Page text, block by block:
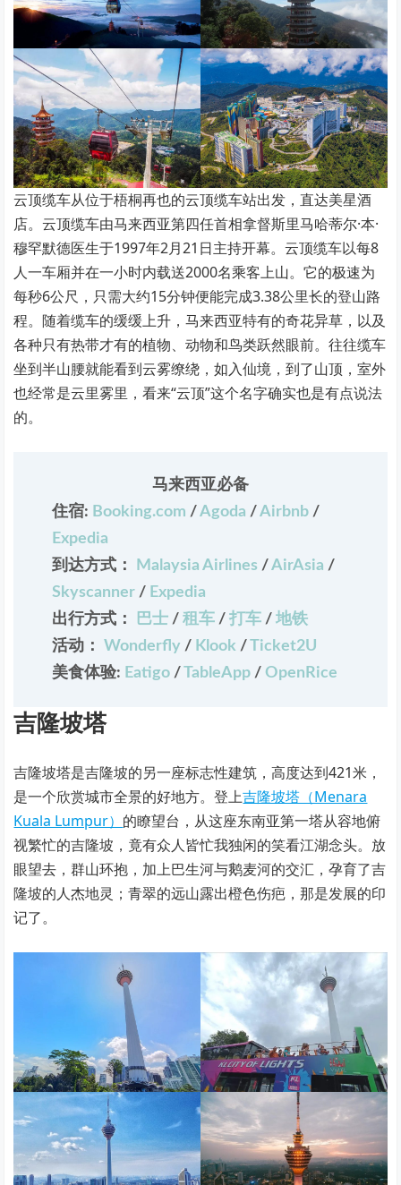
云顶缆车从位于梧桐再也的云顶缆车站出发，直达美星酒
店。云顶缆车由马来西亚第四任首相拿督斯里马哈蒂尔·本·
穆罕默德医生于1997年2月21日主持开幕。云顶缆车以每8
人一车厢并在一小时内载送2000名乘客上山。它的极速为
每秒6公尺，只需大约15分钟便能完成3.38公里长的登山路
程。随着缆车的缓缓上升，马来西亚特有的奇花异草，以及
各种只有热带才有的植物、动物和鸟类跃然眼前。往往缆车
坐到半山腰就能看到云雾缭绕，如入仙境，到了山顶，室外
也经常是云里雾里，看来“云顶”这个名字确实也是有点说法
的。
马来西亚必备
住宿: Booking.com /Agoda /Airbnb /
Expedia
到达方式：
Malaysia Airlines /AirAsia /
Skyscanner / Expedia
出行方式：
巴士 /租车 /打车 /地铁
活动： Wonderfly / Klook /
Ticket2U
美食体验: Eatigo / TableApp /OpenRice
吉隆坡塔
吉隆坡塔是吉隆坡的另一座标志性建筑，高度达到421米，
是一个欣赏城市全景的好地方。登上吉隆坡塔（Menara
Kuala Lumpur） 的瞭望台，从这座东南亚第一塔从容地俯
视繁忙的吉隆坡，竟有众人皆忙我独闲的笑看江湖念头。放
眼望去，群山环抱，加上巴生河与鹅麦河的交汇，孕育了吉
隆坡的人杰地灵；青翠的远山露出橙色伤疤，那是发展的印
记了。